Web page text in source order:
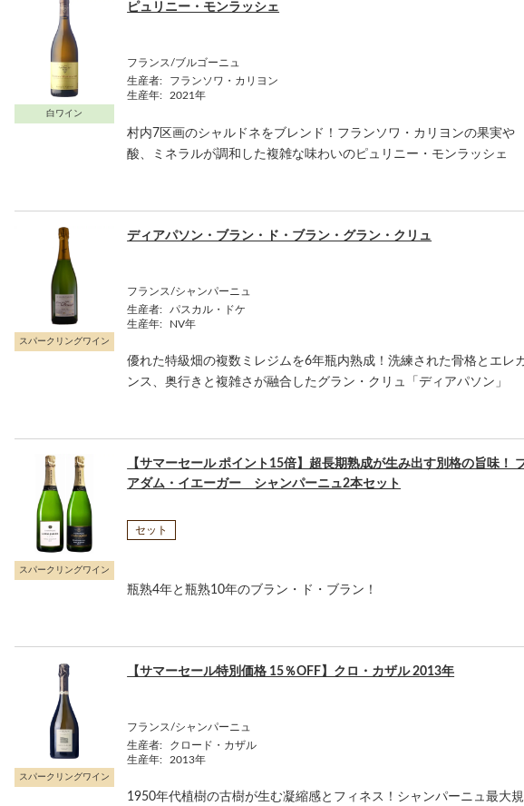
白ワイン
フランス/ブルゴーニュ
ピュリニー・モンラッシェ
生産者:
フランソワ・カリヨン
生産年:
2021年
村内7区画のシャルドネをブレンド！フランソワ・カリヨンの果実や
酸、ミネラルが調和した複雑な味わいのピュリニー・モンラッシェ
スパークリングワイン
フランス/シャンパーニュ
ディアパソン・ブラン・ド・ブラン・グラン・クリュ
生産者:
パスカル・ドケ
生産年:
NV年
優れた特級畑の複数ミレジムを6年瓶内熟成！洗練された骨格とエレ
ンス、奥行きと複雑さが融合したグラン・クリュ「ディアパソン」
スパークリングワイン
セット
【サマーセール ポイント15倍】超長期熟成が生み出す別格の旨味！
アダム・イエーガー シャンパーニュ2本セット
瓶熟4年と瓶熟10年のブラン・ド・ブラン！
スパークリングワイン
フランス/シャンパーニュ
【サマーセール特別価格 15％OFF】クロ・カザル 2013年
生産者:
クロード・カザル
生産年:
2013年
1950年代植樹の古樹が生む凝縮感とフィネス！シャンパーニュ最大